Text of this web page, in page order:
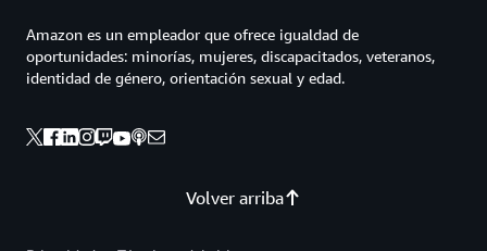
Volver arriba
Amazon es un empleador que ofrece igualdad de
oportunidades: minorías, mujeres, discapacitados, veteranos,
identidad de género, orientación sexual y edad.